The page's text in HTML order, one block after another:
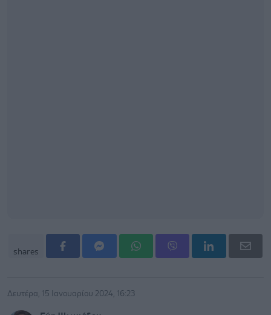
shares
Δευτέρα, 15 Ιανουαρίου 2024, 16:23